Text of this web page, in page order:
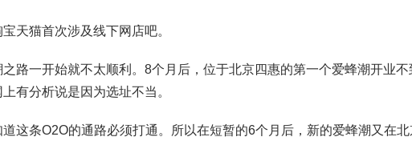
天猫首次涉及线下网店吧。
路一开始就不太顺利。8个月后，位于北京四惠的第一个爱蜂潮开业
有分析说是因为选址不当。
这条O2O的通路必须打通。所以在短暂的6个月后，新的爱蜂潮又在